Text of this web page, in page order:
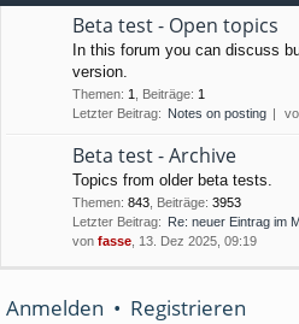
Beta test - Open topics
In this forum you can discuss
version.
Themen: 1 Beiträge: 1
Letzter Beitrag: Notes on posting
Beta test - Archive
Topics from older beta tests.
Themen: 843 Beiträge: 3953
Letzter Beitrag: Re: neuer Eintrag im
von fasse , 13. Dez 2025, 09:19
Anmelden • Registrieren